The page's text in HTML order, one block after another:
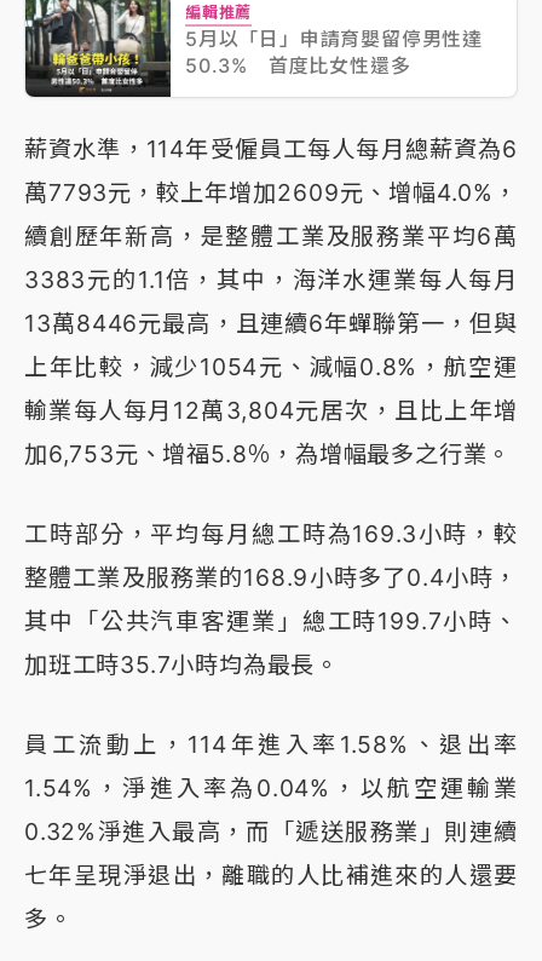
編輯推薦
5月以「日」申請育嬰留停男性達
50.3% 首度比女性還多
薪資水準，114年受僱員工每人每月總薪資為6
萬7793元，較上年增加2609元、增幅4.0%，
續創歷年新高，是整體工業及服務業平均6萬
3383元的1.1倍，其中，海洋水運業每人每月
13萬8446元最高，且連續6年蟬聯第一，但與
上年比較，減少1054元、減幅0.8%，航空運
輸業每人每月12萬3,804元居次，且比上年增
加6,753元、增福5.8％，為增幅最多之行業。
工時部分，平均每月總工時為169.3小時，較
整體工業及服務業的168.9小時多了0.4小時，
其中「公共汽車客運業」總工時199.7小時、
加班工時35.7小時均為最長。
員工流動上，114年進入率1.58%、退出率
1.54%，淨進入率為0.04%，以航空運輸業
0.32%淨進入最高，而「遞送服務業」則連續
七年呈現淨退出，離職的人比補進來的人還要
多。